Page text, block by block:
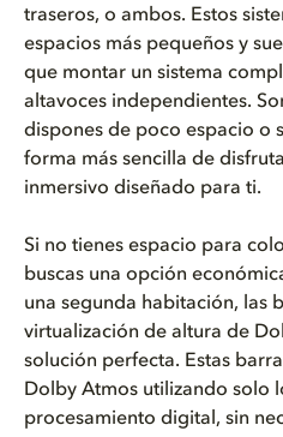
traseros, o ambos. Estos
espacios más pequeños y
que montar un sistema
altavoces independientes.
dispones de poco espacio o
forma más sencilla de
inmersivo diseñado para ti.
Si no tienes espacio para
buscas una opción
una segunda habitación, las
virtualización de altura de
solución perfecta. Estas
Dolby Atmos utilizando solo
procesamiento digital, sin